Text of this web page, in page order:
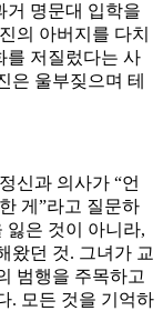
거 명문대 입학을
의 아버지를 다치
를 저질렀다는 사
은 울부짖으며 테
신과 의사가 “언
게”라고 질문하
잃은 것이 아니라,
왔던 것. 그녀가 교
범행을 주목하고
. 모든 것을 기억하